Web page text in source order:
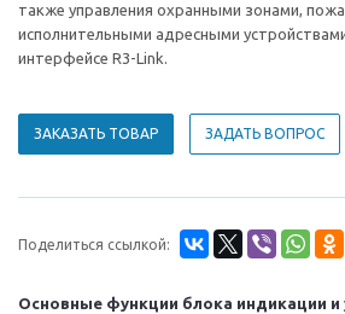
также управления охранными зонами,
исполнительными адресными
интерфейсе R3-Link.
ЗАКАЗАТЬ ТОВАР ЗАДАТЬ ВОПРОС
Поделиться ссылкой:
Основные функции блока индикации и